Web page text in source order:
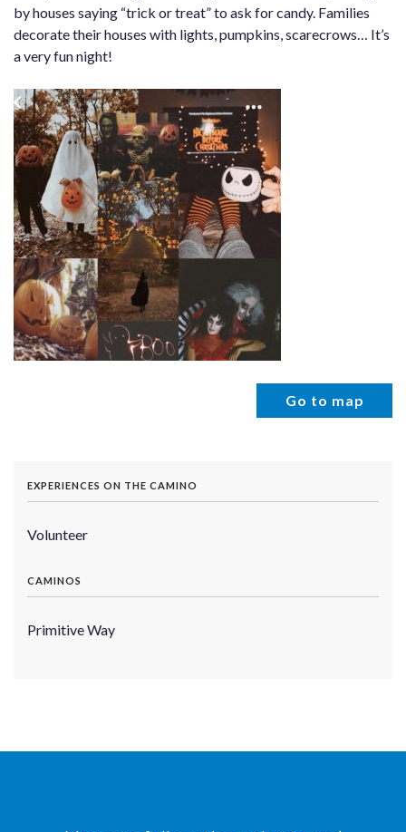
by houses saying “trick or treat” to ask for candy. Families
decorate their houses with lights, pumpkins, scarecrows… It’s
a very fun night!
Go to map
EXPERIENCES ON THE CAMINO
Volunteer
CAMINOS
Primitive Way